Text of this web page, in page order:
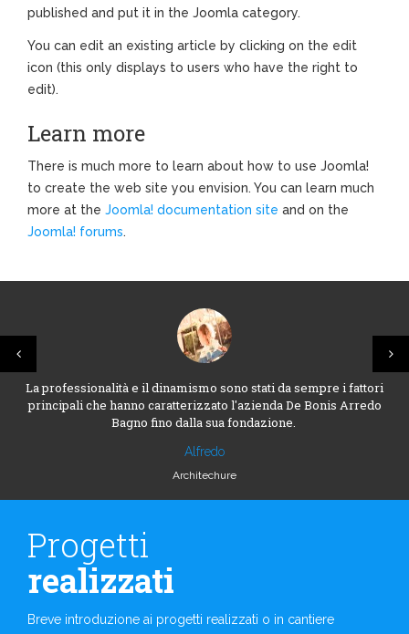
published and put it in the Joomla category.
You can edit an existing article by clicking on the edit
icon (this only displays to users who have the right to
edit).
Learn more
There is much more to learn about how to use Joomla!
to create the web site you envision. You can learn much
more at the Joomla! documentation site and on the
Joomla! forums.
La professionalità e il dinamismo sono stati da sempre i fattori
principali che hanno caratterizzato l'azienda De Bonis Arredo
Bagno fino dalla sua fondazione.
Alfredo
Architechure
Progetti
realizzati
Breve introduzione ai progetti realizzati o in cantiere